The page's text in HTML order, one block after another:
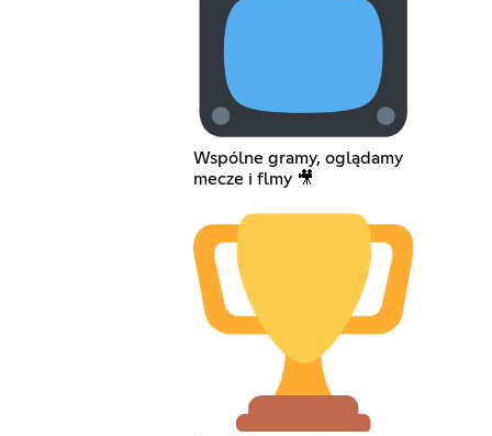
Wspólne gramy, oglądamy
mecze i flmy 🎥